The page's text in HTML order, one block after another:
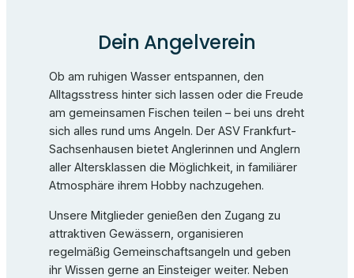
Dein Angelverein
Ob am ruhigen Wasser entspannen, den
Alltagsstress hinter sich lassen oder die Freude
am gemeinsamen Fischen teilen – bei uns dreht
sich alles rund ums Angeln. Der ASV Frankfurt-
Sachsenhausen bietet Anglerinnen und Anglern
aller Altersklassen die Möglichkeit, in familiärer
Atmosphäre ihrem Hobby nachzugehen.
Unsere Mitglieder genießen den Zugang zu
attraktiven Gewässern, organisieren
regelmäßig Gemeinschaftsangeln und geben
ihr Wissen gerne an Einsteiger weiter. Neben